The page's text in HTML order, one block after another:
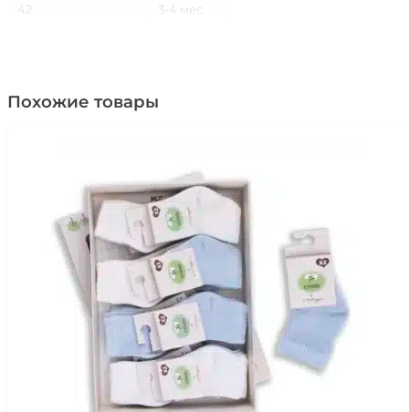
42 3-4 мес
48
4-8 лет
8-12 лет
Похожие товары